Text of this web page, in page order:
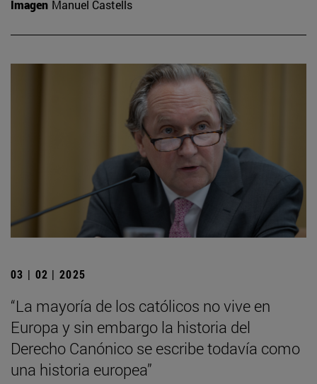
Imagen Manuel Castells
03 | 02 | 2025
“La mayoría de los católicos no vive en
Europa y sin embargo la historia del
Derecho Canónico se escribe todavía como
una historia europea”